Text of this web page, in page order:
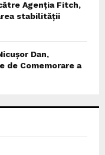
Agenția Fitch,
stabilității
Dan,
de Comemorare a